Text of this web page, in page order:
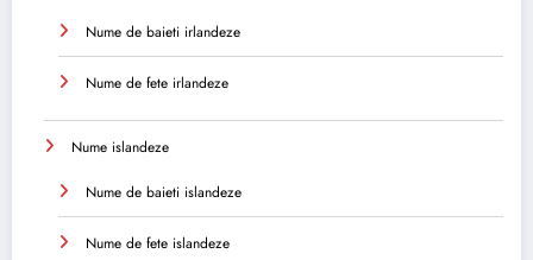
Nume de baieti irlandeze
Nume de fete irlandeze
Nume islandeze
Nume de baieti islandeze
Nume de fete islandeze